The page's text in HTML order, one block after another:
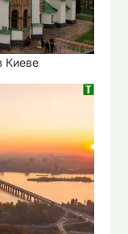
Киеве